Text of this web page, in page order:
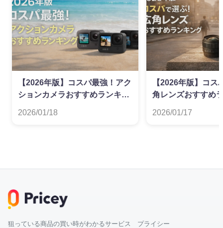
【2026年版】コスパ最強！アク
ションカメラおすすめランキン
2026/01/18
【2026年版】コス
角レンズおすすめ
2026/01/17
狙っている商品の買い時がわかるサービス プライシー